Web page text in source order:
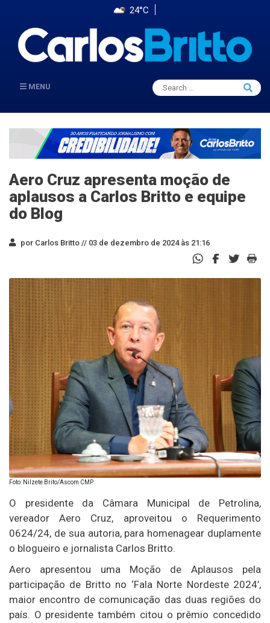
24°C
MENU
Search
for:
Search
Aero Cruz apresenta moção de
aplausos a Carlos Britto e equipe
do Blog
por Carlos Britto // 03 de dezembro de 2024 às 21:16
Foto: Nilzete Brito/Ascom CMP
O presidente da Câmara Municipal de Petrolina,
vereador Aero Cruz, aproveitou o Requerimento
0624/24, de sua autoria, para homenagear duplamente
o blogueiro e jornalista Carlos Britto.
Aero apresentou uma Moção de Aplausos pela
participação de Britto no ‘Fala Norte Nordeste 2024’,
maior encontro de comunicação das duas regiões do
país. O presidente também citou o prêmio concedido